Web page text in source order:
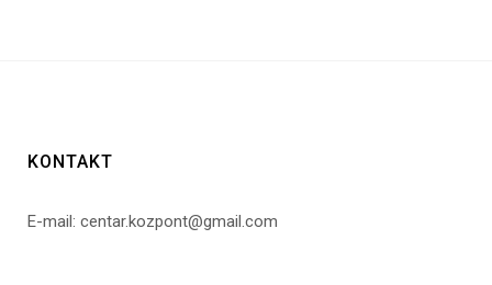
KONTAKT
E-mail: centar.kozpont@gmail.com